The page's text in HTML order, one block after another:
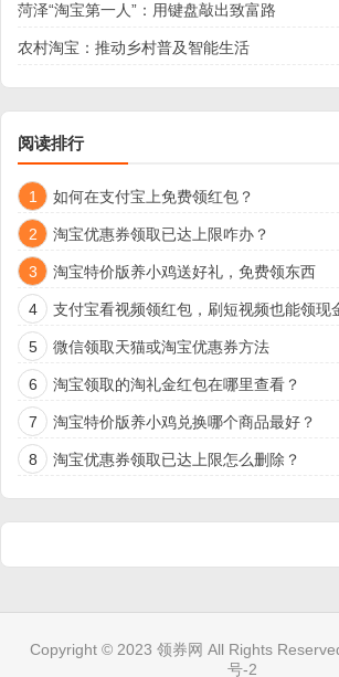
菏泽“淘宝第一人”：用键盘敲出致富路
农村淘宝：推动乡村普及智能生活
阅读排行
1 如何在支付宝上免费领红包？
2 淘宝优惠券领取已达上限咋办？
3 淘宝特价版养小鸡送好礼，免费领东西
4 支付宝看视频领红包，刷短视频也能领现
5 微信领取天猫或淘宝优惠券方法
6 淘宝领取的淘礼金红包在哪里查看？
7 淘宝特价版养小鸡兑换哪个商品最好？
8 淘宝优惠券领取已达上限怎么删除？
Copyright © 2023 领券网 All Rights
号-2